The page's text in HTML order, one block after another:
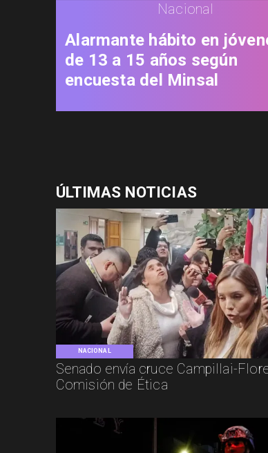
NACIONAL
Senado envía cruce Campillai-
Comisión de Ética
Nacional
Alarmante hábito en
de 13 a 15 años según
encuesta del Minsal
ÚLTIMAS NOTICIAS